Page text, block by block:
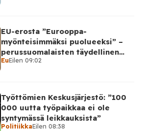
EU-erosta ”Eurooppa-
myönteisimmäksi puolueeksi” –
perussuomalaisten täydellinen
takinkääntö
EuEilen 09:02
Työttömien Keskusjärjestö: ”100
000 uutta työpaikkaa ei ole
syntymässä leikkauksista”
PolitiikkaEilen 08:38